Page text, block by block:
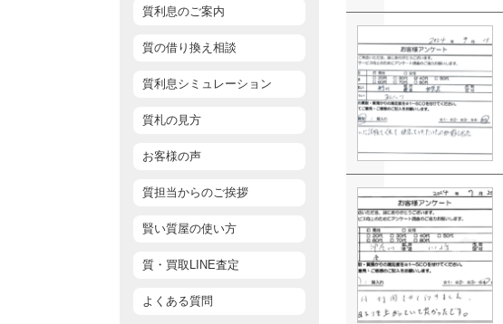
質利息のご案内
質の借り換え相談
質利息シミュレーション
質札の見方
お客様の声
質担当からのご挨拶
賢い質屋の使い方
質・買取LINE査定
よくある質問